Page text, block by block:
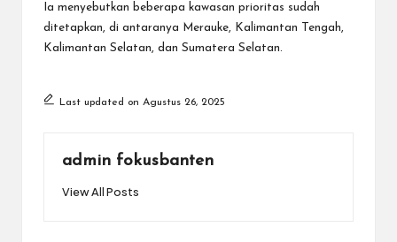
Ia menyebutkan beberapa kawasan prioritas sudah
ditetapkan, di antaranya Merauke, Kalimantan Tengah,
Kalimantan Selatan, dan Sumatera Selatan.
Last updated on Agustus 26, 2025
admin fokusbanten
View All Posts